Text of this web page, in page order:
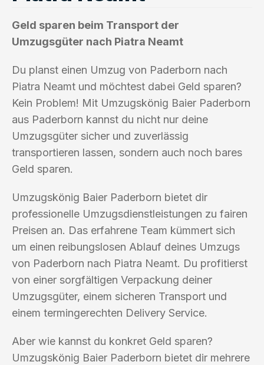
Geld sparen beim Transport der
Umzugsgüter nach Piatra Neamt
Du planst einen Umzug von Paderborn nach
Piatra Neamt und möchtest dabei Geld sparen?
Kein Problem! Mit Umzugskönig Baier Paderborn
aus Paderborn kannst du nicht nur deine
Umzugsgüter sicher und zuverlässig
transportieren lassen, sondern auch noch bares
Geld sparen.
Umzugskönig Baier Paderborn bietet dir
professionelle Umzugsdienstleistungen zu fairen
Preisen an. Das erfahrene Team kümmert sich
um einen reibungslosen Ablauf deines Umzugs
von Paderborn nach Piatra Neamt. Du profitierst
von einer sorgfältigen Verpackung deiner
Umzugsgüter, einem sicheren Transport und
einem termingerechten Delivery Service.
Aber wie kannst du konkret Geld sparen?
Umzugskönig Baier Paderborn bietet dir mehrere